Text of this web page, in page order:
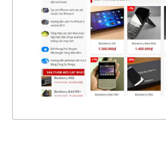
CHI TIẾT
XEM THỰC TẾ